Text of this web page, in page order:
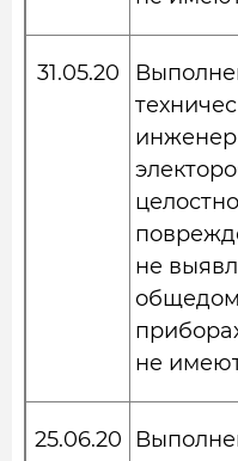
31.05.20
не
не
25.06.20